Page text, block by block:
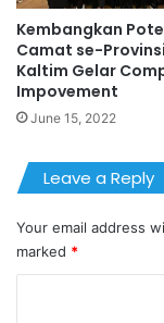
Kembangkan
Camat se-
Kaltim Gelar
Impovement
June 15, 2022
Leave a Reply
Your email address
marked *